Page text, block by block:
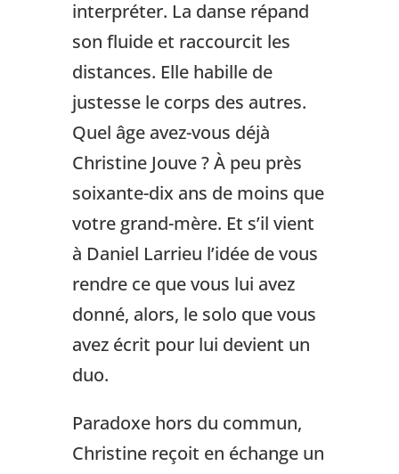
interpréter. La danse répand
son fluide et raccourcit les
distances. Elle habille de
justesse le corps des autres.
Quel âge avez-vous déjà
Christine Jouve ? À peu près
soixante-dix ans de moins que
votre grand-mère. Et s’il vient
à Daniel Larrieu l’idée de vous
rendre ce que vous lui avez
donné, alors, le solo que vous
avez écrit pour lui devient un
duo.
Paradoxe hors du commun,
Christine reçoit en échange un